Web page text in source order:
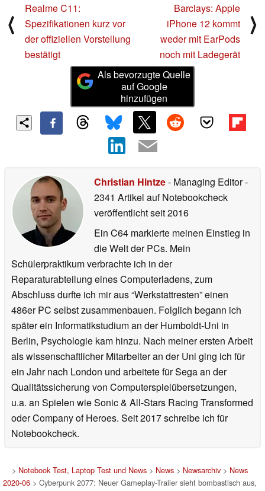
⟨
Realme C11:
Spezifikationen kurz vor
der offiziellen Vorstellung
bestätigt
Barclays: Apple
iPhone 12 kommt
weder mit EarPods
noch mit Ladegerät
⟩
Als bevorzugte Quelle
auf Google
hinzufügen
Christian Hintze- Managing Editor-
2341 Artikel auf Notebookcheck
veröffentlichtseit 2016
Ein C64 markierte meinen Einstieg in
die Welt der PCs. Mein
Schülerpraktikum verbrachte ich in der
Reparaturabteilung eines Computerladens, zum
Abschluss durfte ich mir aus “Werkstattresten” einen
486er PC selbst zusammenbauen. Folglich begann ich
später ein Informatikstudium an der Humboldt-Uni in
Berlin, Psychologie kam hinzu. Nach meiner ersten Arbeit
als wissenschaftlicher Mitarbeiter an der Uni ging ich für
ein Jahr nach London und arbeitete für Sega an der
Qualitätssicherung von Computerspielübersetzungen,
u.a. an Spielen wie Sonic & All-Stars Racing Transformed
oder Company of Heroes. Seit 2017 schreibe ich für
Notebookcheck.
> Notebook Test, Laptop Test und News> News> Newsarchiv> News
2020-06> Cyberpunk 2077: Neuer Gameplay-Trailer sieht bombastisch aus,